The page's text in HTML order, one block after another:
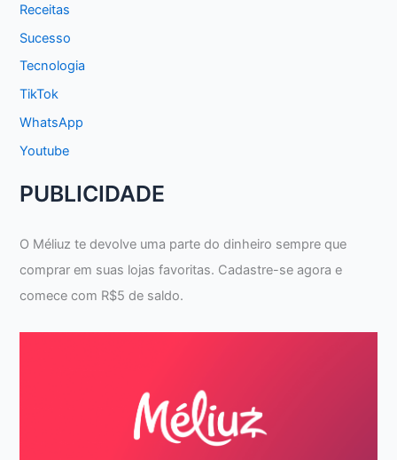
Receitas
Sucesso
Tecnologia
TikTok
WhatsApp
Youtube
PUBLICIDADE
O Méliuz te devolve uma parte do dinheiro sempre que
comprar em suas lojas favoritas. Cadastre-se agora e
comece com R$5 de saldo.